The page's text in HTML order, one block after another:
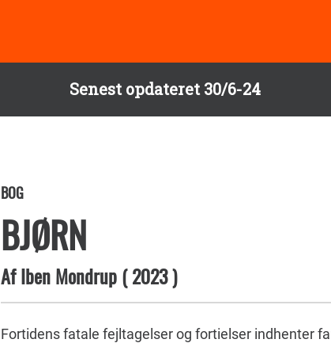
Senest opdateret 30/6-24
BOG
BJØRN
AfIben Mondrup(2023)
Fortidens fatale fejltagelser og fortielser indhenter